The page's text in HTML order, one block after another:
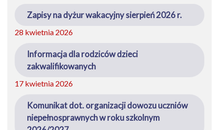
Zapisy na dyżur wakacyjny sierpień 2026 r.
28 kwietnia 2026
Informacja dla rodziców dzieci
zakwalifikowanych
17 kwietnia 2026
Komunikat dot. organizacji dowozu uczniów
niepełnosprawnych w roku szkolnym